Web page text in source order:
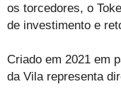
os torcedores, o
de investimento e
Criado em 2021 em
da Vila representa